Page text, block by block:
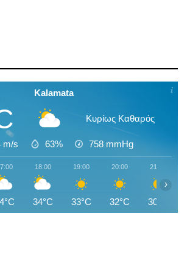
Kalamata
Κυρίως Καθαρός
m/s 63% 758 mmHg
18:00
34°C
19:00
33°C
20:00
32°C
21:00
30°C
›